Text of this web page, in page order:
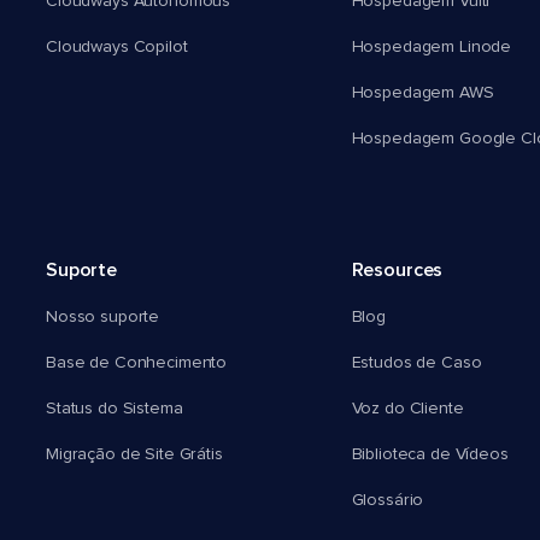
Cloudways Copilot Hospedagem Linode
Hospedagem AWS
Hospedagem Google
Suporte
Nosso suporte
Base de Conhecimento
Status do Sistema
Migração de Site Grátis
Resources
Blog
Estudos de Caso
Voz do Cliente
Biblioteca de Vídeos
Glossário